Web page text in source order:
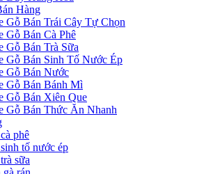
Hàng
Gỗ Bán Trái Cây Tự Chọn
Gỗ Bán Cà Phê
Gỗ Bán Trà Sữa
Gỗ Bán Sinh Tố Nước Ép
Gỗ Bán Nước
Gỗ Bán Bánh Mì
Gỗ Bán Xiên Que
Gỗ Bán Thức Ăn Nhanh
phê
tố nước ép
sữa